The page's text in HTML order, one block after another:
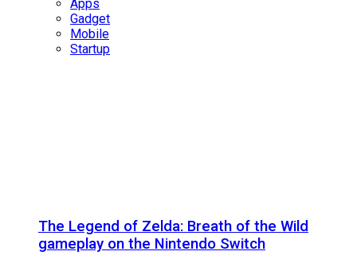
Apps
Gadget
Mobile
Startup
The Legend of Zelda: Breath of the Wild
gameplay on the Nintendo Switch